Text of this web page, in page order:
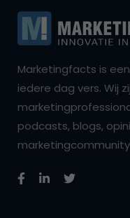
Marketingfacts is
iedere dag vers. Wij
podcasts, blogs,